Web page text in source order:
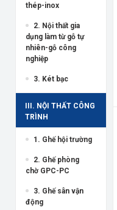
thép-inox
2. Nội thất gia
dụng làm từ gỗ tự
nhiên-gỗ công
nghiệp
3. Két bạc
III. NỘI THẤT CÔNG
TRÌNH
1. Ghế hội trường
2. Ghế phòng
chờ GPC-PC
3. Ghế sân vận
động